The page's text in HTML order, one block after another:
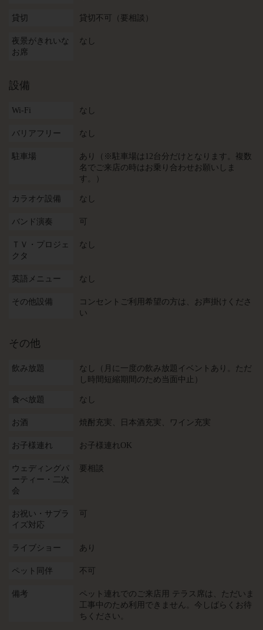
貸切 貸切不可（要相談）
夜景がきれいな
お席
なし
設備
Wi-Fi なし
バリアフリー なし
駐車場
あり（※駐車場は12台分だけとなります。複数
名でご来店の時はお乗り合わせお願いしま
す。）
カラオケ設備 なし
バンド演奏 可
ＴＶ・プロジェ
クタ
なし
英語メニュー なし
その他設備
コンセントご利用希望の方は、お声掛けくださ
い
その他
飲み放題
なし（月に一度の飲み放題イベントあり。ただ
し時間短縮期間のため当面中止）
食べ放題 なし
お酒 焼酎充実、日本酒充実、ワイン充実
お子様連れ お子様連れOK
ウェディングパ
ーティー・二次
会
要相談
お祝い・サプラ
イズ対応
可
ライブショー あり
ペット同伴 不可
備考
ペット連れでのご来店用 テラス席は、ただいま
工事中のため利用できません。今しばらくお待
ちください。